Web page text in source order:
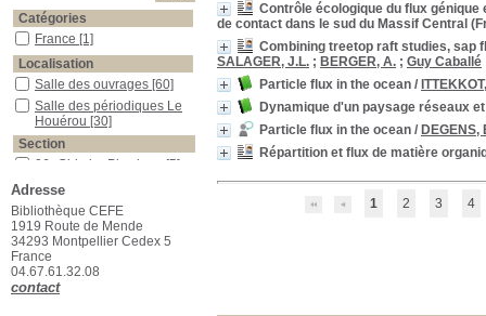
Contrôle écologique du flux
de contact dans le sud du Massif Central
Combining treetop raft studies, sap
SALAGER, J.L. ; BERGER, A. ; Guy Caballé
Particle flux in the ocean /
Dynamique d'un paysage réseaux
Particle flux in the ocean / DEGENS,
Répartition et flux de matière
1 2 3 4
Catégories
FranceFrance [1]
Localisation
Salle des ouvrages
Salle des ouvrages [60]
Salle des périodiques Le Houérou
Salle des périodiques Le
Houérou [30]
Section
06_Chimie_Physique
06_Chimie_Physique [5]
07_Climatologie
07_Climatologie
09_Génétique_Evolution
09_Génétique_Evolution
11_Mathématiques
11_Mathématiques
12_Sciences_du_sol
12_Sciences_du_sol
13_Physiologie_végétale
13_Physiologie_végétale
[18]
Adresse
Bibliothèque CEFE
1919 Route de Mende
34293 Montpellier Cedex 5
France
04.67.61.32.08
contact